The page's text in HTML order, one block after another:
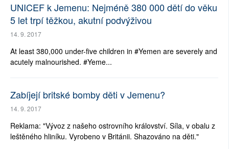
UNICEF k Jemenu: Nejméně 380 000 dětí do věku
5 let trpí těžkou, akutní podvýživou
14. 9. 2017
At least 380,000 under-five children in #Yemen are severely and
acutely malnourished. #Yeme...
Zabíjejí britské bomby děti v Jemenu?
14. 9. 2017
Reklama: "Vývoz z našeho ostrovního království. Síla, v obalu z
leštěného hliníku. Vyrobeno v Británii. Shazováno na děti."